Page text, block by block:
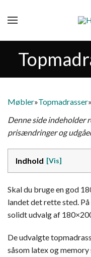
Møbler»Topmadrasser»
Denne side indeholder
prisændringer og
Indhold
Skal du bruge en god
landet det rette sted.
solidt udvalg af
De udvalgte
såsom latex og